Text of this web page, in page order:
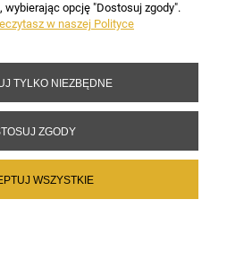
2026 Sakramento.pl
opcję "Dostosuj zgody".
w naszej Polityce
TYLKO NIEZBĘDNE
ZGODY
WSZYSTKIE